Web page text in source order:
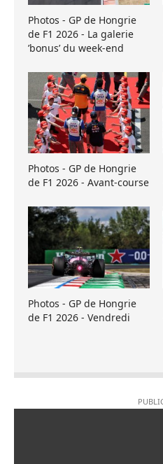
Photos - GP de Hongrie
de F1 2026 - La galerie
’bonus’ du week-end
Photos - GP de Hongrie
de F1 2026 - Avant-course
Photos - GP de Hongrie
de F1 2026 - Vendredi